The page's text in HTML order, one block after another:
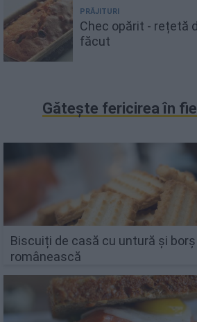
PRĂJITURI
Chec opărit - rețetă
făcut
Gătește fericirea în
Biscuiți de casă cu untură și
românească